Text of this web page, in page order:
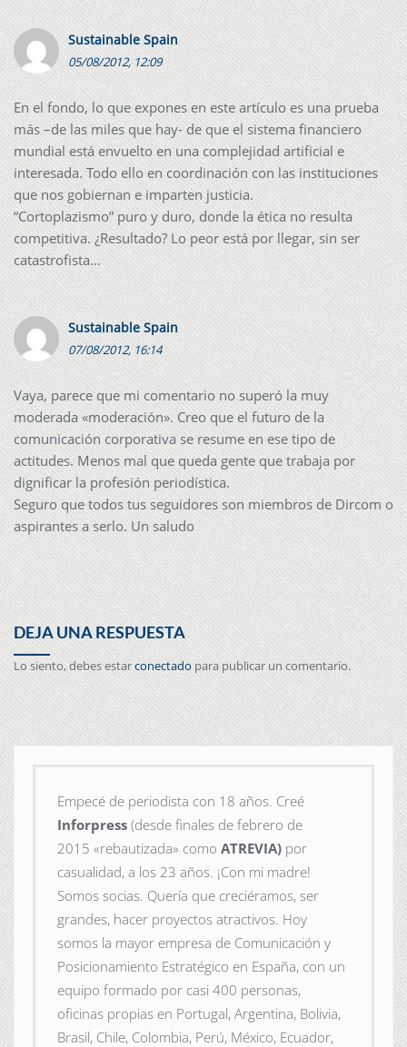
Sustainable Spain
05/08/2012, 12:09
En el fondo, lo que expones en este artículo es una prueba
más –de las miles que hay- de que el sistema financiero
mundial está envuelto en una complejidad artificial e
interesada. Todo ello en coordinación con las instituciones
que nos gobiernan e imparten justicia.
“Cortoplazismo” puro y duro, donde la ética no resulta
competitiva. ¿Resultado? Lo peor está por llegar, sin ser
catastrofista…
Sustainable Spain
07/08/2012, 16:14
Vaya, parece que mi comentario no superó la muy
moderada «moderación». Creo que el futuro de la
comunicación corporativa se resume en ese tipo de
actitudes. Menos mal que queda gente que trabaja por
dignificar la profesión periodística.
Seguro que todos tus seguidores son miembros de Dircom o
aspirantes a serlo. Un saludo
DEJA UNA RESPUESTA
Lo siento, debes estarconectadopara publicar un comentario.
Empecé de periodista con 18 años. Creé
Inforpress (desde finales de febrero de
2015 «rebautizada» como ATREVIA) por
casualidad, a los 23 años. ¡Con mi madre!
Somos socias. Quería que creciéramos, ser
grandes, hacer proyectos atractivos. Hoy
somos la mayor empresa de Comunicación y
Posicionamiento Estratégico en España, con un
equipo formado por casi 400 personas,
oficinas propias en Portugal, Argentina, Bolivia,
Brasil, Chile, Colombia, Perú, México, Ecuador,